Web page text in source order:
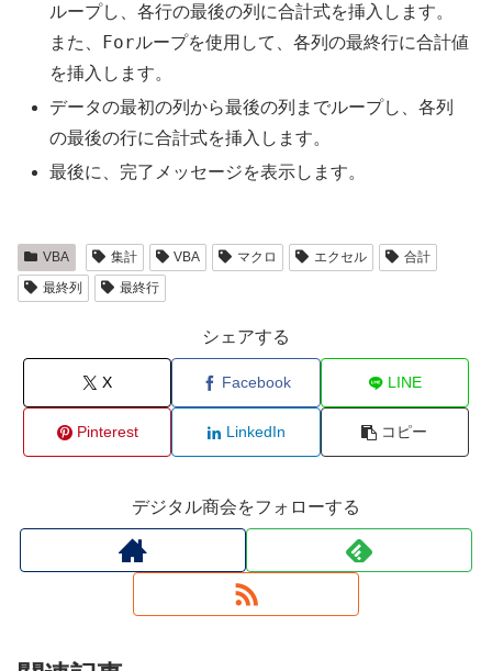
ループし、各行の最後の列に合計式を挿入します。
また、 Forループを使用して、各列の最終行に合計値
を挿入します。
データの最初の列から最後の列までループし、各列
の最後の行に合計式を挿入します。
最後に、完了メッセージを表示します。
VBA 集計 VBA マクロ エクセル
合計
最終列
最終行
シェアする
X Facebook LINE
Pinterest LinkedIn コピー
デジタル商会をフォローする